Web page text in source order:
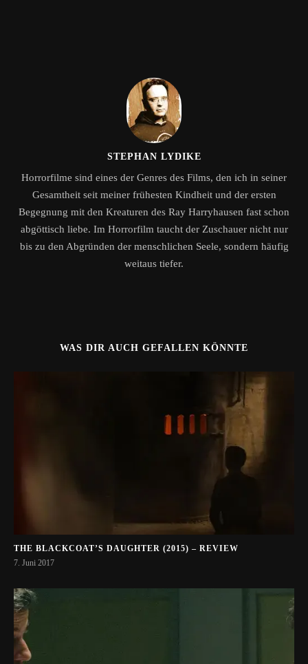
STEPHAN LYDIKE
Horrorfilme sind eines der Genres des Films, den ich in seiner
Gesamtheit seit meiner frühesten Kindheit und der ersten
Begegnung mit den Kreaturen des Ray Harryhausen fast schon
abgöttisch liebe. Im Horrorfilm taucht der Zuschauer nicht nur
bis zu den Abgründen der menschlichen Seele, sondern häufig
weitaus tiefer.
WAS DIR AUCH GEFALLEN KÖNNTE
THE BLACKCOAT’S DAUGHTER (2015) – REVIEW
7. Juni 2017